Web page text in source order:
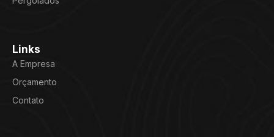
Links
A Empresa
Orçamento
Contato